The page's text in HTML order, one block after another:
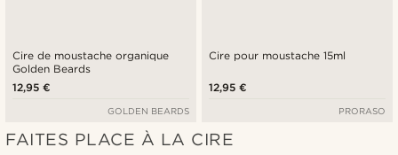
Cire de moustache organique
Golden Beards
12,95 €
GOLDEN BEARDS
Cire pour moustache 15ml
12,95 €
PRORASO
FAITES PLACE À LA CIRE